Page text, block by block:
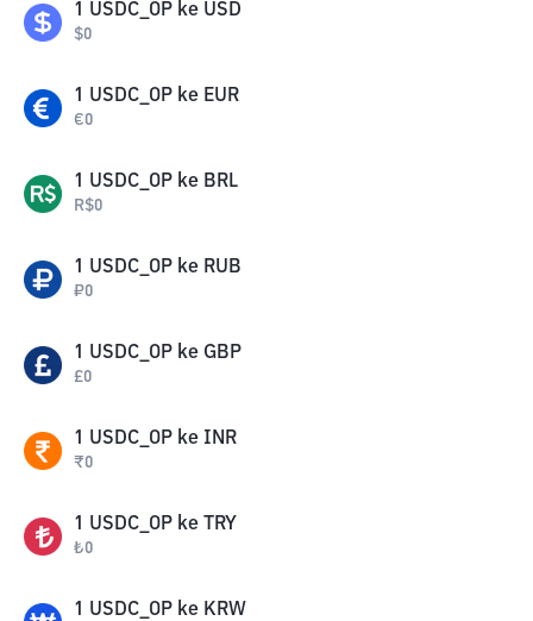
1 USDC_OP ke USD
$0
1 USDC_OP ke EUR
€0
1 USDC_OP ke BRL
R$0
1 USDC_OP ke RUB
₽0
1 USDC_OP ke GBP
£0
1 USDC_OP ke INR
₹0
1 USDC_OP ke TRY
₺0
1 USDC_OP ke KRW